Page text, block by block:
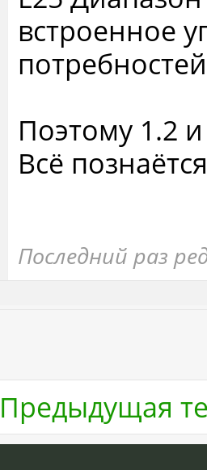
встроенное
потребностей
Поэтому 1.2
Всё
Последний раз
Предыдущая